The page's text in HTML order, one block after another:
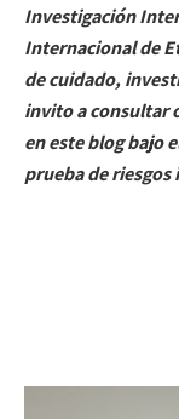
Investigación
Internacional de
de cuidado,
invito a consultar
en este blog bajo
prueba de